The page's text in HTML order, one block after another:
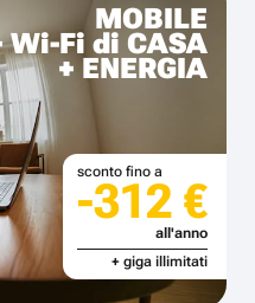
MOBILE
Wi-Fi di CASA
+ ENERGIA
sconto fino a
-312 €
all'anno
+ giga illimitati